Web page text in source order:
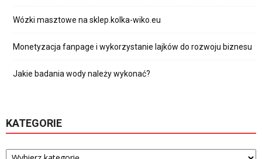
Wózki masztowe na sklep.kolka-wiko.eu
Monetyzacja fanpage i wykorzystanie lajków do rozwoju biznesu
Jakie badania wody należy wykonać?
KATEGORIE
Kategorie